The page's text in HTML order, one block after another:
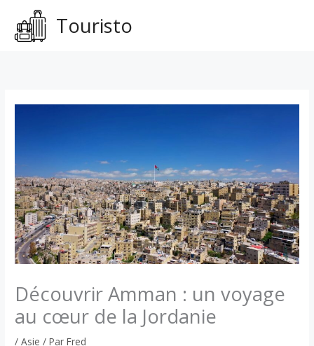
contenu
Touristo
Découvrir Amman : un voyage
au cœur de la Jordanie
/Asie / ParFred